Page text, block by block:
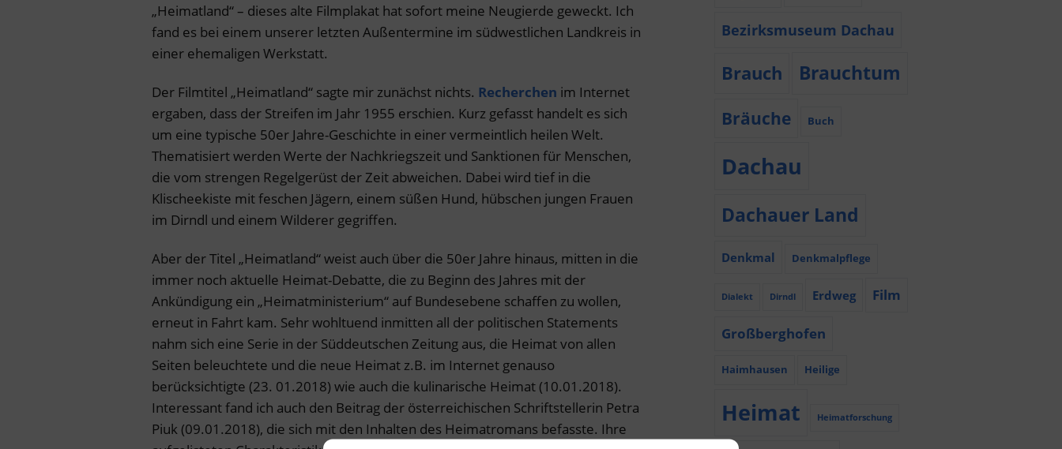
„Heimatland“ – dieses alte Filmplakat hat sofort meine Neugierde geweckt. Ich
fand es bei einem unserer letzten Außentermine im südwestlichen Landkreis in
einer ehemaligen Werkstatt.
Der Filmtitel „Heimatland“ sagte mir zunächst nichts. Recherchen im Internet
ergaben, dass der Streifen im Jahr 1955 erschien. Kurz gefasst handelt es sich
um eine typische 50er Jahre-Geschichte in einer vermeintlich heilen Welt.
Thematisiert werden Werte der Nachkriegszeit und Sanktionen für Menschen,
die vom strengen Regelgerüst der Zeit abweichen. Dabei wird tief in die
Klischeekiste mit feschen Jägern, einem süßen Hund, hübschen jungen Frauen
im Dirndl und einem Wilderer gegriffen.
Aber der Titel „Heimatland“ weist auch über die 50er Jahre hinaus, mitten in die
immer noch aktuelle Heimat-Debatte, die zu Beginn des Jahres mit der
Ankündigung ein „Heimatministerium“ auf Bundesebene schaffen zu wollen,
erneut in Fahrt kam. Sehr wohltuend inmitten all der politischen Statements
nahm sich eine Serie in der Süddeutschen Zeitung aus, die Heimat von allen
Seiten beleuchtete und die neue Heimat z.B. im Internet genauso
berücksichtigte (23. 01.2018) wie auch die kulinarische Heimat (10.01.2018).
Interessant fand ich auch den Beitrag der österreichischen Schriftstellerin Petra
Piuk (09.01.2018), die sich mit den Inhalten des Heimatromans befasste. Ihre
Bezirksmuseum Dachau
Brauch Brauchtum
Bräuche Buch
Dachau
Dachauer Land
Denkmal Denkmalpflege
Dialekt Dirndl Erdweg Film
Großberghofen
Haimhausen Heilige
Heimat Heimatforschung